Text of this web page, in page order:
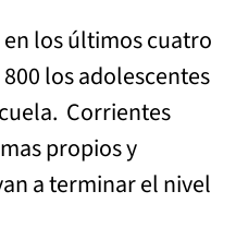
los últimos cuatro
los adolescentes
Corrientes
propios y
a terminar el nivel